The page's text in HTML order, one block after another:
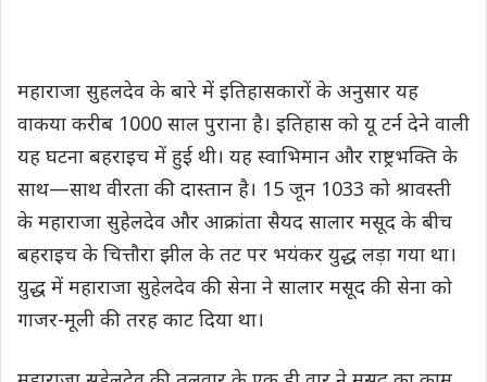
महाराजा सुहलदेव के बारे में इतिहासकारों के अनुसार यह
वाकया करीब 1000 साल पुराना है। इतिहास को यू टर्न देने वाली
यह घटना बहराइच में हुई थी। यह स्वाभिमान और राष्ट्रभक्ति के
साथ—साथ वीरता की दास्तान है। 15 जून 1033 को श्रावस्ती
के महाराजा सुहेलदेव और आक्रांता सैयद सालार मसूद के बीच
बहराइच के चित्तौरा झील के तट पर भयंकर युद्ध लड़ा गया था।
युद्ध में महाराजा सुहेलदेव की सेना ने सालार मसूद की सेना को
गाजर-मूली की तरह काट दिया था।